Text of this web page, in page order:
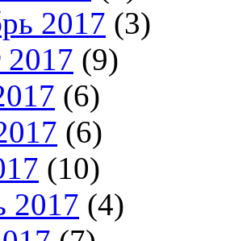
2017 (3)
2017 (9)
(6)
(6)
(10)
2017 (4)